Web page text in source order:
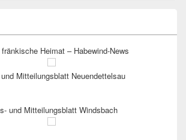
Heimat – Habewind-News
Mitteilungsblatt Neuendettelsau
und Mitteilungsblatt Windsbach